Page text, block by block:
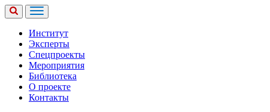
Институт
Эксперты
Спецпроекты
Мероприятия
Библиотека
О проекте
Контакты